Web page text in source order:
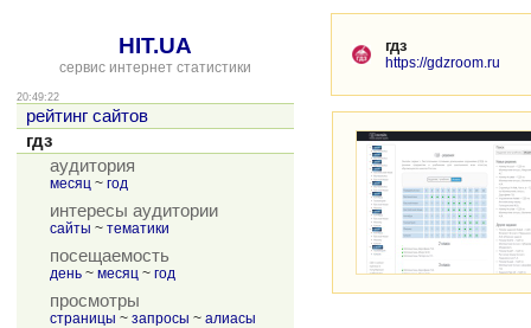
HIT.UA
сервис интернет статистики
20:49:22
рейтинг сайтов
гдз
аудитория
месяц ~ год
интересы аудитории
сайты ~ тематики
посещаемость
день ~ месяц ~ год
просмотры
страницы ~ запросы ~ алиасы
гдз
https://gdzroom.ru